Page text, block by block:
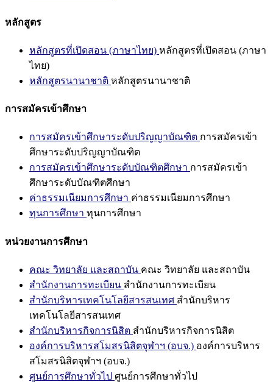
หลักสูตร
หลักสูตรที่เปิดสอน (ภาษาไทย) หลักสูตรที่เปิดสอน (ภาษา
ไทย)
หลักสูตรนานาชาติ หลักสูตรนานาชาติ
การสมัครเข้าศึกษา
การสมัครเข้าศึกษาระดับปริญญาบัณฑิต การสมัครเข้า
ศึกษาระดับปริญญาบัณฑิต
การสมัครเข้าศึกษาระดับบัณฑิตศึกษา การสมัครเข้า
ศึกษาระดับบัณฑิตศึกษา
ค่าธรรมเนียมการศึกษา ค่าธรรมเนียมการศึกษา
ทุนการศึกษา ทุนการศึกษา
หน่วยงานการศึกษา
คณะ วิทยาลัย และสถาบัน คณะ วิทยาลัย และสถาบัน
สำนักงานการทะเบียน สำนักงานการทะเบียน
สำนักบริหารเทคโนโลยีสารสนเทศ สำนักบริหาร
เทคโนโลยีสารสนเทศ
สำนักบริหารกิจการนิสิต สำนักบริหารกิจการนิสิต
องค์การบริหารสโมสรนิสิตจุฬาฯ (อบจ.) องค์การบริหาร
สโมสรนิสิตจุฬาฯ (อบจ.)
ศูนย์การศึกษาทั่วไป ศูนย์การศึกษาทั่วไป